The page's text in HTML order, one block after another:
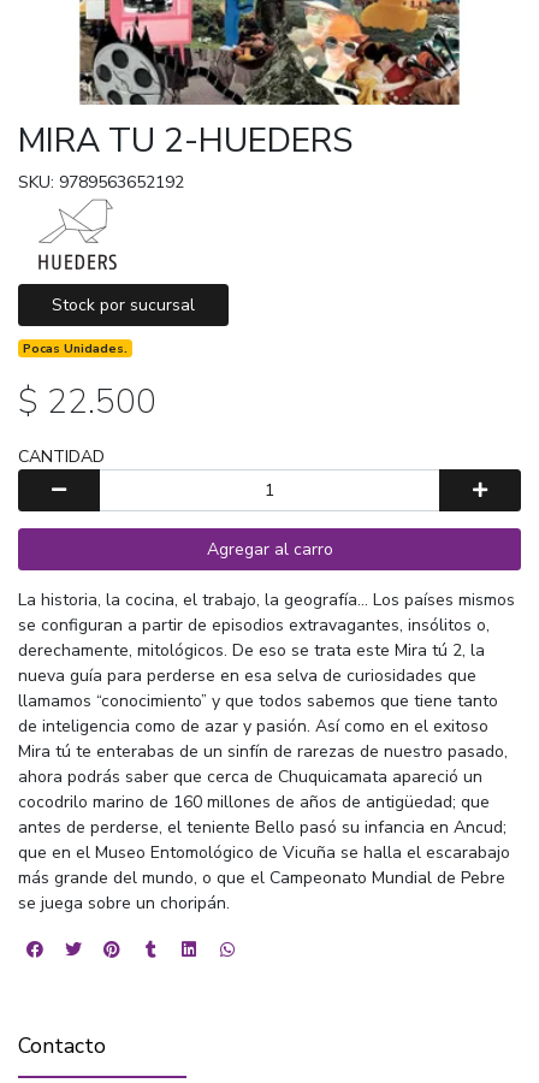
MIRA TU 2-HUEDERS
SKU: 9789563652192
Stock por sucursal
Pocas Unidades.
$ 22.500
CANTIDAD
Agregar al carro
La historia, la cocina, el trabajo, la geografía… Los países mismos
se configuran a partir de episodios extravagantes, insólitos o,
derechamente, mitológicos. De eso se trata este Mira tú 2, la
nueva guía para perderse en esa selva de curiosidades que
llamamos “conocimiento” y que todos sabemos que tiene tanto
de inteligencia como de azar y pasión. Así como en el exitoso
Mira tú te enterabas de un sinfín de rarezas de nuestro pasado,
ahora podrás saber que cerca de Chuquicamata apareció un
cocodrilo marino de 160 millones de años de antigüedad; que
antes de perderse, el teniente Bello pasó su infancia en Ancud;
que en el Museo Entomológico de Vicuña se halla el escarabajo
más grande del mundo, o que el Campeonato Mundial de Pebre
se juega sobre un choripán.
Contacto